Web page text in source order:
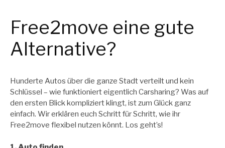
Free2move eine gute
Alternative?
Hunderte Autos über die ganze Stadt verteilt und kein
Schlüssel – wie funktioniert eigentlich Carsharing? Was auf
den ersten Blick kompliziert klingt, ist zum Glück ganz
einfach. Wir erklären euch Schritt für Schritt, wie ihr
Free2move flexibel nutzen könnt. Los geht’s!